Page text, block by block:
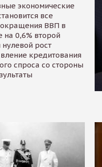
экономические
все
ВВП в
на 0,6% второй
рост
кредитования
спроса со стороны